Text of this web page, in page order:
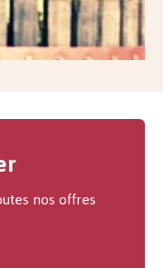
nos offres